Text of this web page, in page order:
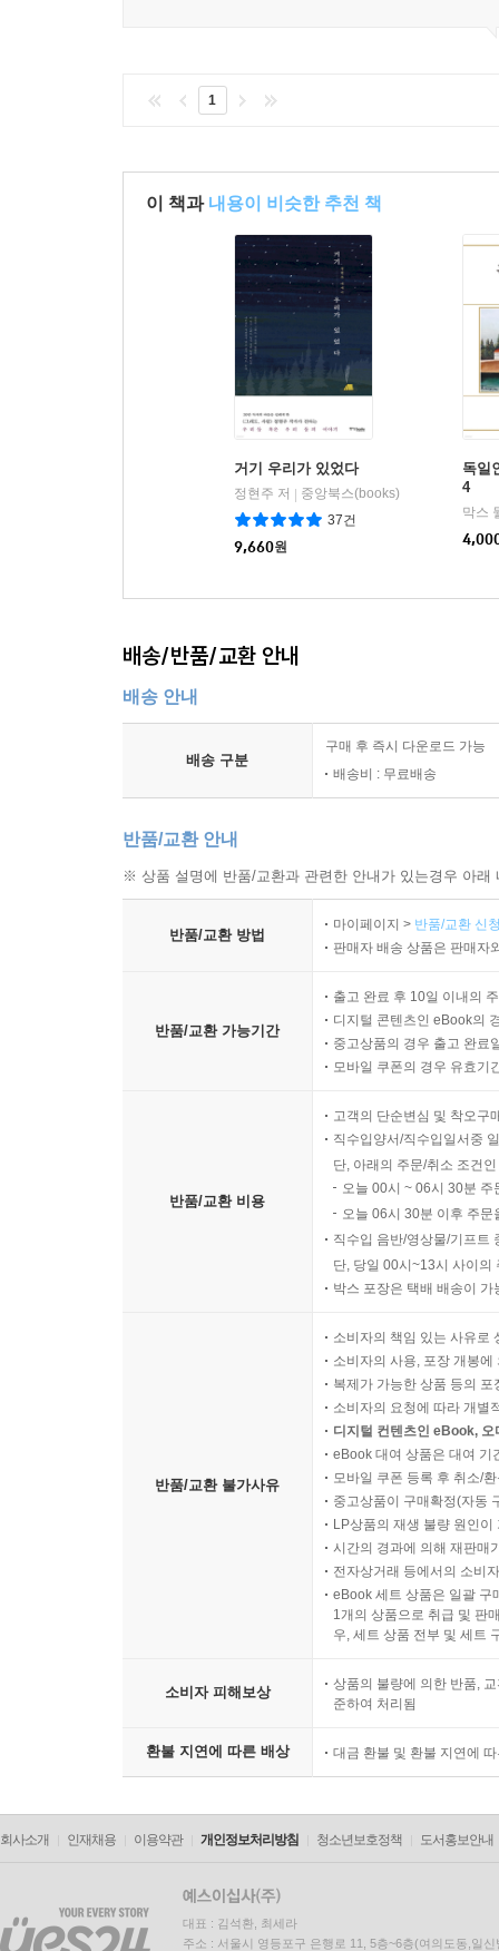
1
이 책과 내용이 비슷한 추천 책
거기 우리가 있었다
정현주 저 | 중앙북스(books)
37건
9,660원
독일
4
막스
배송/반품/교환 안내
배송 안내
배송 구분
구매 후 즉시 다운로드 가능
배송비 : 무료배송
반품/교환 안내
※ 상품 설명에 반품/교환과 관련한 안내가 있는경우 아
반품/교환 방법
마이페이지 > 반품/교환 신
판매자 배송 상품은 판매자
반품/교환 가능기간
출고 완료 후 10일 이내의
디지털 콘텐츠인 eBook의
중고상품의 경우 출고 완료
모바일 쿠폰의 경우 유효기
반품/교환 비용
고객의 단순변심 및 착오구
직수입양서/직수입일서중
단, 아래의 주문/취소 조건
오늘 00시 ~ 06시 30분
오늘 06시 30분 이후 주
직수입 음반/영상물/기프트
단, 당일 00시~13시 사이의
박스 포장은 택배 배송이
반품/교환 불가사유
소비자의 책임 있는 사유로
소비자의 사용, 포장 개봉
복제가 가능한 상품 등의
소비자의 요청에 따라 개별
디지털 컨텐츠인 eBook,
eBook 대여 상품은 대여 기
모바일 쿠폰 등록 후 취소/
중고상품이 구매확정(자동
LP상품의 재생 불량 원인
시간의 경과에 의해 재판매
전자상거래 등에서의 소비
eBook 세트 상품은 일괄 구
1개의 상품으로 취급 및 판
우, 세트 상품 전부 및 세트
소비자 피해보상
상품의 불량에 의한 반품,
준하여 처리됨
환불 지연에 따른 배상 대금 환불 및 환불 지연에
회사소개 인재채용 이용약관 개인정보처리방침 청소년보호정책 도서홍보안내
대표 : 김석환, 최세라
주소 : 서울시 영등포구 은행로 11, 5층~6층(여의도동,일신